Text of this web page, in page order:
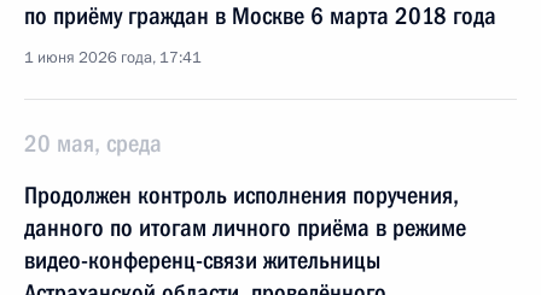
по приёму граждан в Москве 6 марта 2018 года
1 июня 2026 года, 17:41
20 мая, среда
Продолжен контроль исполнения поручения,
данного по итогам личного приёма в режиме
видео-конференц-связи жительницы